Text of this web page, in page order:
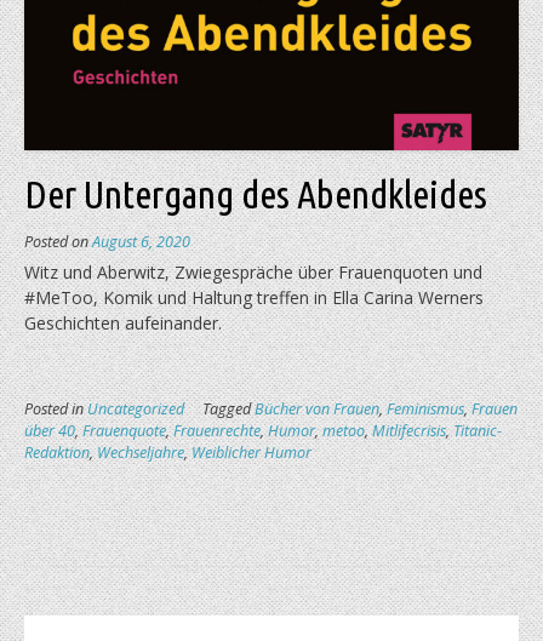
Der Untergang des Abendkleides
Posted onAugust 6, 2020
Witz und Aberwitz, Zwiegespräche über Frauenquoten und
#MeToo, Komik und Haltung treffen in Ella Carina Werners
Geschichten aufeinander.
Posted inUncategorized TaggedBücher von Frauen,Feminismus,Frauen
über 40,Frauenquote,Frauenrechte,Humor,metoo,Mitlifecrisis,Titanic-
Redaktion,Wechseljahre,Weiblicher Humor